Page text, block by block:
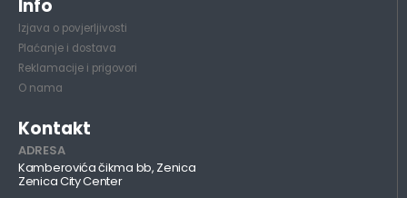
Info
Izjava o povjerljivosti
Plaćanje i dostava
Reklamacije i prigovori
O nama
Kontakt
ADRESA
Kamberovića čikma bb, Zenica
Zenica City Center